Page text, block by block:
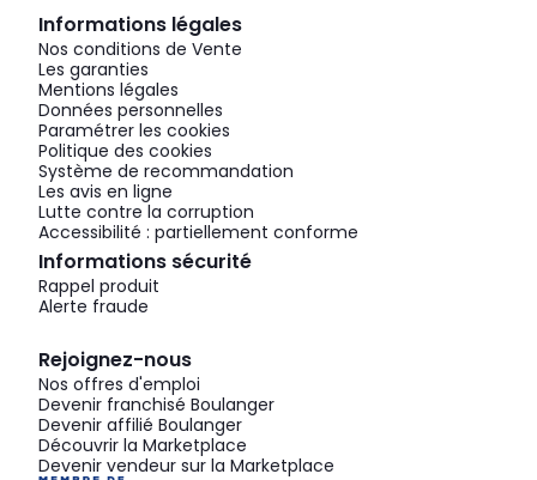
Informations légales
Nos conditions de Vente
Les garanties
Mentions légales
Données personnelles
Paramétrer les cookies
Politique des cookies
Système de recommandation
Les avis en ligne
Lutte contre la corruption
Accessibilité : partiellement conforme
Informations sécurité
Rappel produit
Alerte fraude
Rejoignez-nous
Nos offres d'emploi
Devenir franchisé Boulanger
Devenir affilié Boulanger
Découvrir la Marketplace
Devenir vendeur sur la Marketplace